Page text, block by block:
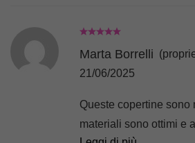
Marta Borrelli
21/06/2025
Queste copertine sono
materiali sono ottimi e